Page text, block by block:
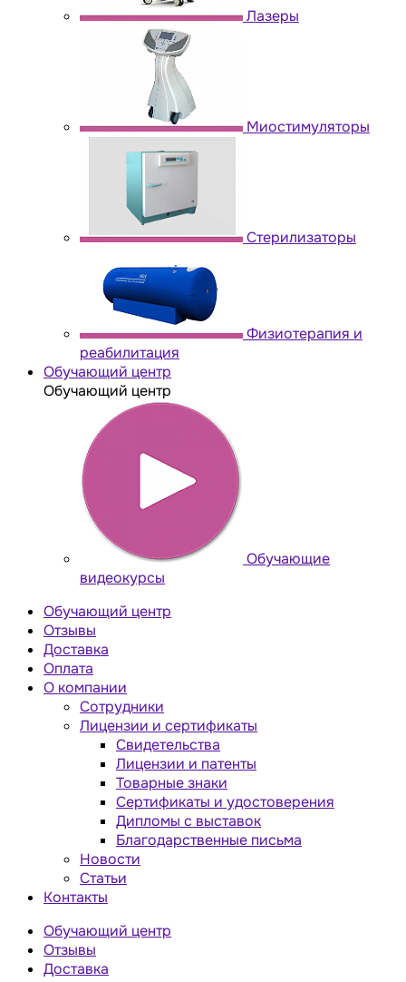
Лазеры
Миостимуляторы
Стерилизаторы
Физиотерапия и
реабилитация
Обучающий центр
Обучающий центр
Обучающие
видеокурсы
Обучающий центр
Отзывы
Доставка
Оплата
О компании
Сотрудники
Лицензии и сертификаты
Свидетельства
Лицензии и патенты
Товарные знаки
Сертификаты и удостоверения
Дипломы с выставок
Благодарственные письма
Новости
Статьи
Контакты
Обучающий центр
Отзывы
Доставка